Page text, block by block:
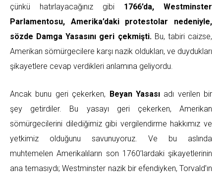
çünkü hatırlayacağınız gibi 1766’da, Westminster
Parlamentosu, Amerika’daki protestolar nedeniyle,
sözde Damga Yasasını geri çekmişti.Bu, tabiri caizse,
Amerikan sömürgecilere karşı nazik oldukları, ve duydukları
şikayetlere cevap verdikleri anlamına geliyordu.
Ancak bunu geri çekerken, Beyan Yasasıadı verilen bir
şey getirdiler. Bu yasayı geri çekerken, Amerikan
sömürgecilerini dilediğimiz gibi vergilendirme hakkımız ve
yetkimiz olduğunu savunuyoruz. Ve bu aslında
muhtemelen Amerikalıların son 1760’lardaki şikayetlerinin
ana temasıydı; Westminster nazik bir efendiyken, Torvald’ın